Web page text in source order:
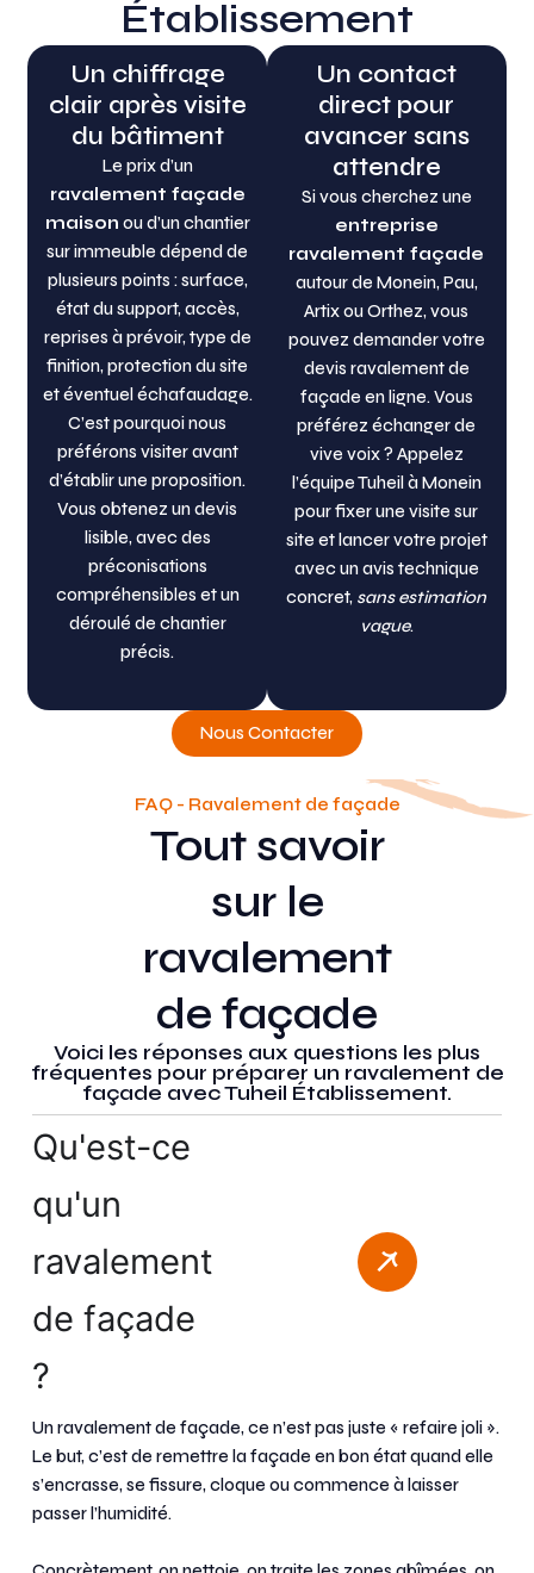
Établissement
Un chiffrage
clair après visite
du bâtiment
Le prix d’un
ravalement façade
maison ou d’un chantier
sur immeuble dépend de
plusieurs points : surface,
état du support, accès,
reprises à prévoir, type de
finition, protection du site
et éventuel échafaudage.
C’est pourquoi nous
préférons visiter avant
d’établir une proposition.
Vous obtenez un devis
lisible, avec des
préconisations
compréhensibles et un
déroulé de chantier
précis.
Un contact
direct pour
avancer sans
attendre
Si vous cherchez une
entreprise
ravalement façade
autour de Monein, Pau,
Artix ou Orthez, vous
pouvez demander votre
devis ravalement de
façade en ligne. Vous
préférez échanger de
vive voix ? Appelez
l’équipe Tuheil à Monein
pour fixer une visite sur
site et lancer votre projet
avec un avis technique
concret, sans estimation
vague.
Nous Contacter
FAQ - Ravalement de façade
Tout savoir
sur le
ravalement
de façade
Voici les réponses aux questions les plus
fréquentes pour préparer un ravalement de
façade avec Tuheil Établissement.
Qu'est-ce
qu'un
ravalement
de façade
?
Un ravalement de façade, ce n’est pas juste « refaire joli ».
Le but, c’est de remettre la façade en bon état quand elle
s’encrasse, se fissure, cloque ou commence à laisser
passer l’humidité.